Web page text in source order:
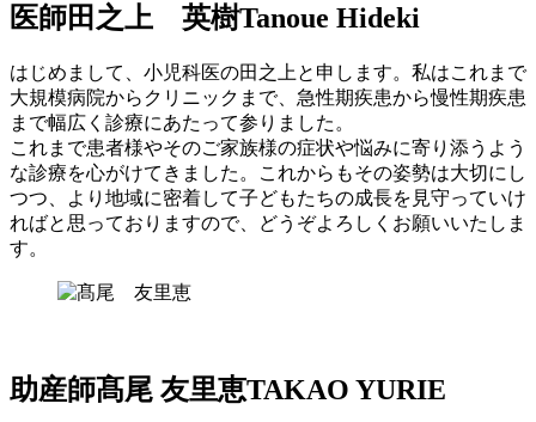
医師田之上 英樹Tanoue Hideki
はじめまして、小児科医の田之上と申します。私はこれまで
大規模病院からクリニックまで、急性期疾患から慢性期疾患
まで幅広く診療にあたって参りました。
これまで患者様やそのご家族様の症状や悩みに寄り添うよう
な診療を心がけてきました。これからもその姿勢は大切にし
つつ、より地域に密着して子どもたちの成長を見守っていけ
ればと思っておりますので、どうぞよろしくお願いいたしま
す。
助産師髙尾 友里恵TAKAO YURIE